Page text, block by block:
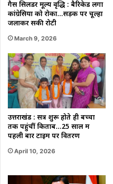
गैस सिलेंडर मूल्य वृद्धि : बैरिकेड लगा
कांग्रेसियों को रोका…सड़क पर चूल्हा
जलाकर सेंकी रोटी
March 9, 2026
उत्तराखंड : सत्र शुरू होते ही बच्चों
तक पहुंचीं किताबें…25 साल में
पहली बार टाइम पर वितरण
April 10, 2026